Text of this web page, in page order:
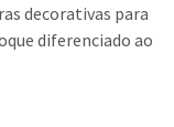
decorativas para
diferenciado ao